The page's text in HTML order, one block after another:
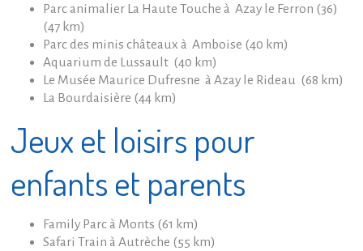
Parc animalier La Haute Touche à Azay le Ferron (36)
(47 km)
Parc des minis châteaux à Amboise (40 km)
Aquarium de Lussault (40 km)
Le Musée Maurice Dufresne à Azay le Rideau (68 km)
La Bourdaisière (44 km)
Jeux et loisirs pour
enfants et parents
Family Parc à Monts (61 km)
Safari Train à Autrèche (55 km)